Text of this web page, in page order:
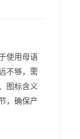
使用母语
不够，需
图标含义
，确保产